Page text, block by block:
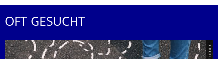
OFT GESUCHT